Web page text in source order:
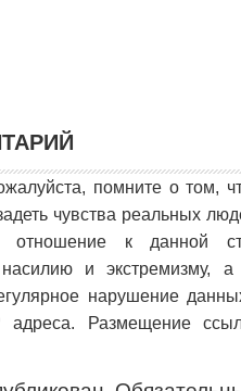
помните о том,
чувства реальных
к данной
и экстремизму, а
нарушение
адреса. Размещение